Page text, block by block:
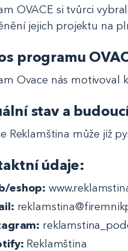
OVACE si tvůrci
jejich projektu na
programu
Ovace nás motivoval
stav a
Reklamština může již
údaje:
eshop:
Reklamština